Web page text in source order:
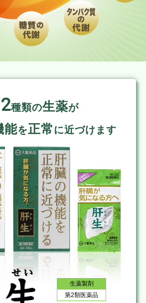
種類の生薬が
能を正常 に近づけます
生薬製剤
第2類医薬品